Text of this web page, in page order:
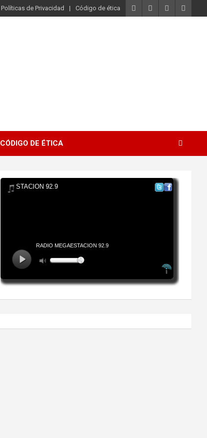
Políticas de Privacidad Código de ética
CÓDIGO DE ÉTICA